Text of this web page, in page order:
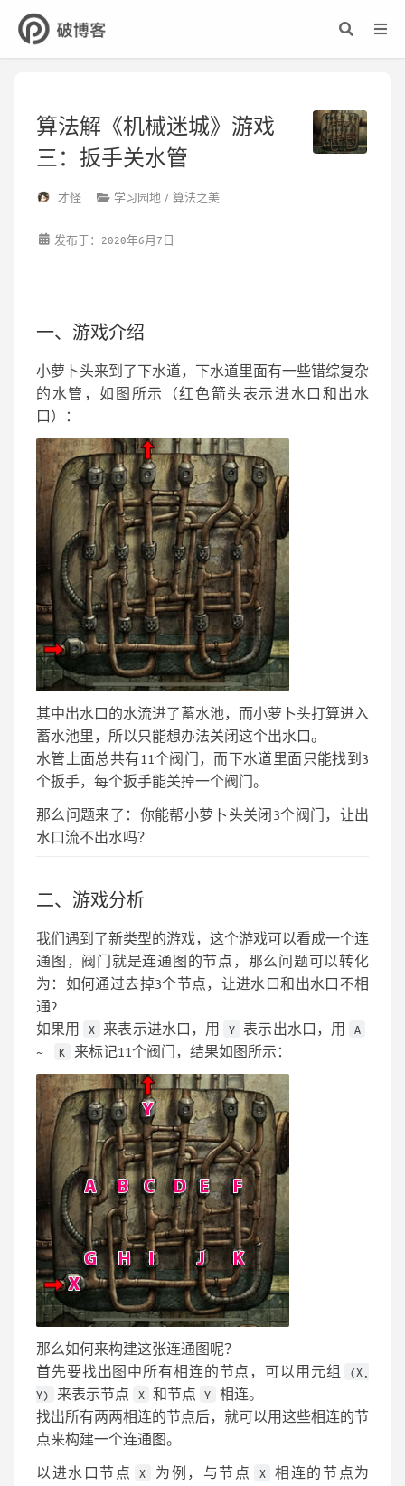
算法解《机械迷城》游戏
三：扳手关水管
才怪 学习园地 算法之美
发布于：2020年6月7日
一、游戏介绍
小萝卜头来到了下水道，下水道里面有一些错综复杂
的水管，如图所示（红色箭头表示进水口和出水
口）：
其中出水口的水流进了蓄水池，而小萝卜头打算进入
蓄水池里，所以只能想办法关闭这个出水口。
水管上面总共有11个阀门，而下水道里面只能找到3
个扳手，每个扳手能关掉一个阀门。
那么问题来了：你能帮小萝卜头关闭3个阀门，让出
水口流不出水吗？
二、游戏分析
我们遇到了新类型的游戏，这个游戏可以看成一个连
通图，阀门就是连通图的节点，那么问题可以转化
为：如何通过去掉3个节点，让进水口和出水口不相
通?
如果用
X 来表示进水口，用 Y 表示出水口，用 A
~ K 来标记11个阀门，结果如图所示：
那么如何来构建这张连通图呢？
首先要找出图中所有相连的节点，可以用元组
(X,
Y)
来表示节点 X 和节点 Y 相连。
找出所有两两相连的节点后，就可以用这些相连的节
点来构建一个连通图。
以进水口节点 X 为例，与节点 X 相连的节点为